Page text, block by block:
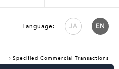
Language: JA EN
Specified Commercial Transactions